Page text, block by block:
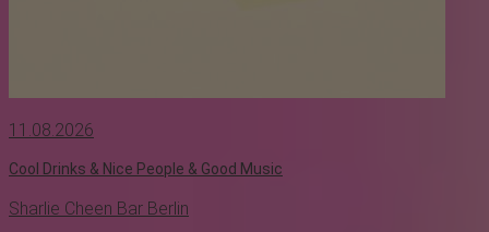
11.08.2026
Cool Drinks & Nice People & Good Music
Sharlie Cheen Bar Berlin